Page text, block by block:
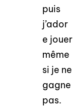
puis
j’ador
e jouer
même
si je ne
gagne
pas.